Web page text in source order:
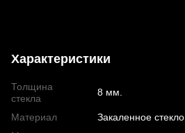
Характеристики
Толщина
стекла
8 мм.
Материал
Закаленное стекло